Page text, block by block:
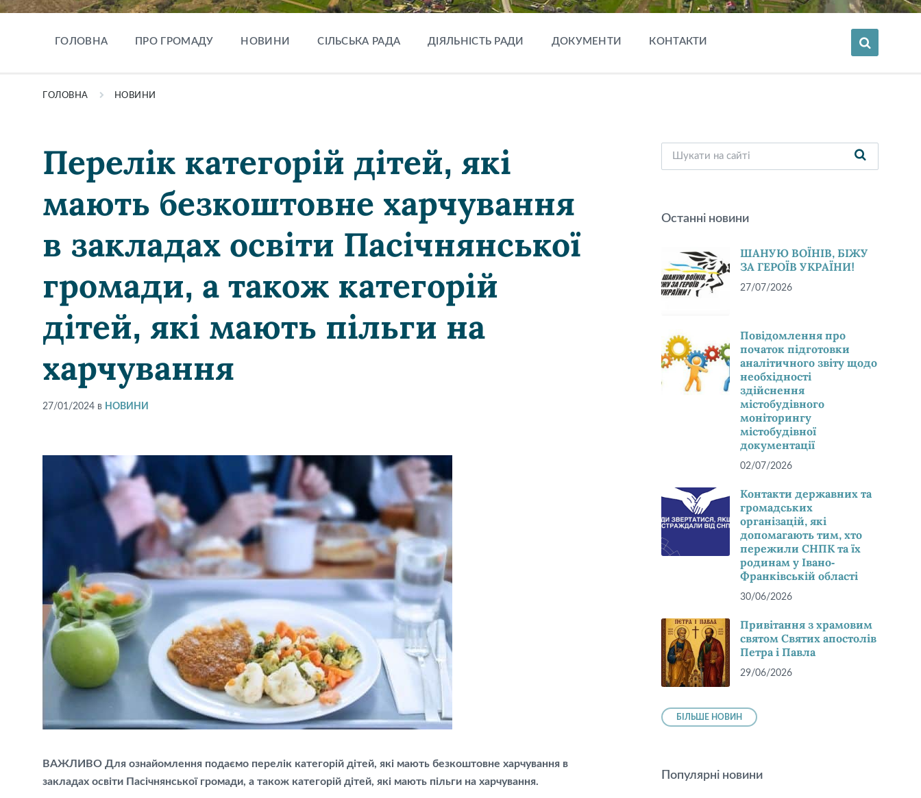
ГОЛОВНА ПРО ГРОМАДУ НОВИНИ СІЛЬСЬКА РАДА ДІЯЛЬНІСТЬ РАДИ ДОКУМЕНТИ КОНТАКТИ
ГОЛОВНА НОВИНИ
Перелік категорій дітей, які
мають безкоштовне харчування
в закладах освіти Пасічнянської
громади, а також категорій
дітей, які мають пільги на
харчування
27/01/2024 в НОВИНИ
ВАЖЛИВО Для ознайомлення подаємо перелік категорій дітей, які мають безкоштовне харчування в
закладах освіти Пасічнянської громади, а також категорій дітей, які мають пільги на харчування.
Останні новини
ШАНУЮ ВОЇНІВ, БІЖУ
ЗА ГЕРОЇВ УКРАЇНИ!
27/07/2026
Повідомлення про
початок підготовки
аналітичного звіту щодо
необхідності
здійснення
містобудівного
моніторингу
містобудівної
документації
02/07/2026
Контакти державних та
громадських
організацій, які
допомагають тим, хто
пережили СНПК та їх
родинам у Івано-
Франківській області
30/06/2026
Привітання з храмовим
святом Святих апостолів
Петра і Павла
29/06/2026
БІЛЬШЕ НОВИН
Популярні новини